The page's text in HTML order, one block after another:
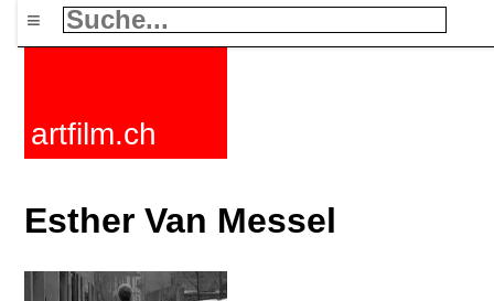
≡
artfilm.ch
Esther Van Messel